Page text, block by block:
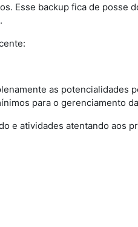
Esse backup fica de posse
as potencialidades
para o gerenciamento
e atividades atentando aos